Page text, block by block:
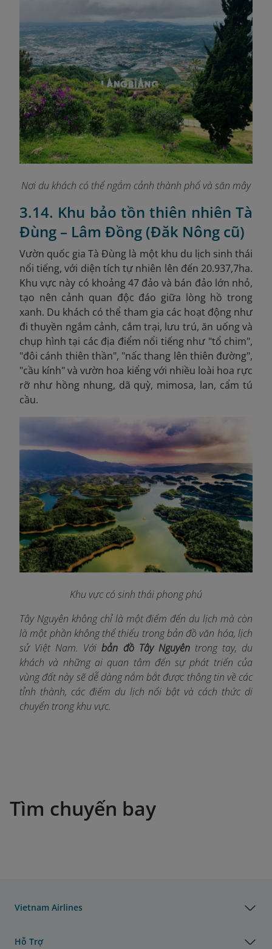
Nơi du khách có thể ngắm cảnh thành phố và săn mây
3.14. Khu bảo tồn thiên nhiên Tà
Đùng – Lâm Đồng (Đăk Nông cũ)
Vườn quốc gia Tà Đùng là một khu du lịch sinh thái
nổi tiếng, với diện tích tự nhiên lên đến 20.937,7ha.
Khu vực này có khoảng 47 đảo và bán đảo lớn nhỏ,
tạo nên cảnh quan độc đáo giữa lòng hồ trong
xanh. Du khách có thể tham gia các hoạt động như
đi thuyền ngắm cảnh, cắm trại, lưu trú, ăn uống và
chụp hình tại các địa điểm nổi tiếng như "tổ chim",
"đôi cánh thiên thần", "nấc thang lên thiên đường",
"cầu kính" và vườn hoa kiểng với nhiều loài hoa rực
rỡ như hồng nhung, dã quỳ, mimosa, lan, cẩm tú
cầu.
Khu vực có sinh thái phong phú
Tây Nguyên không chỉ là một điểm đến du lịch mà còn
là một phần không thể thiếu trong bản đồ văn hóa, lịch
sử Việt Nam. Vớibản đồ Tây Nguyêntrong tay, du
khách và những ai quan tâm đến sự phát triển của
vùng đất này sẽ dễ dàng nắm bắt được thông tin về các
tỉnh thành, các điểm du lịch nổi bật và cách thức di
chuyển trong khu vực.
Tìm chuyến bay
Vietnam Airlines
Hỗ Trợ